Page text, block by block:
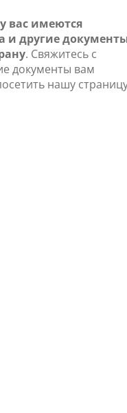
вас имеются
и другие
. Свяжитесь с
документы вам
нашу